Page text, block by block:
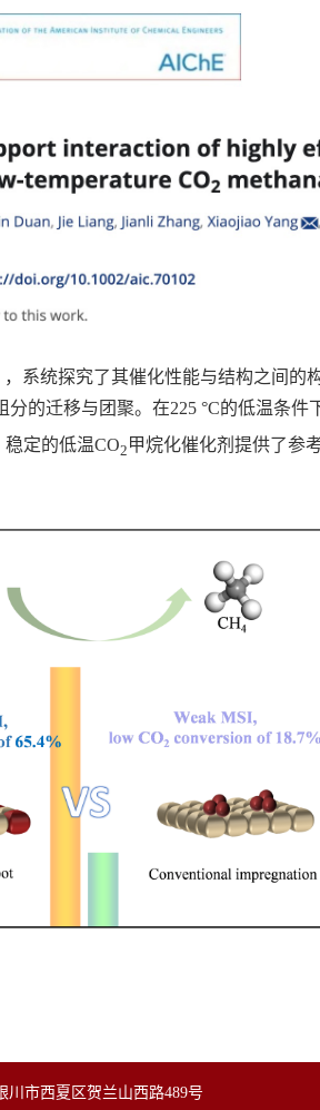
系统探究了其催化性能与结构之间的
的迁移与团聚。在225 °C的低温条件
定的低温CO2 甲烷化催化剂提供了参考
川市西夏区贺兰山西路489号